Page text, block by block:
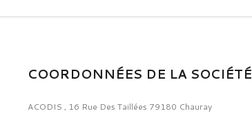
COORDONNÉES DE LA SOCIÉTÉ
ACODIS , 16 Rue Des Taillées 79180 Chauray